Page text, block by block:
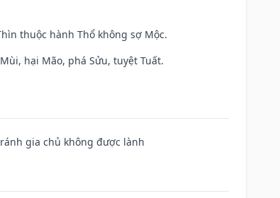
thuộc hành Thổ không sợ Mộc.
hại Mão, phá Sửu, tuyệt Tuất.
gia chủ không được lành